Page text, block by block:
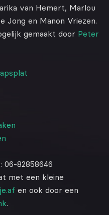
van Hemert, Marlou
Jong en Manon Vriezen.
gemaakt door Peter
06-82858646
met een kleine
en ook door een
.